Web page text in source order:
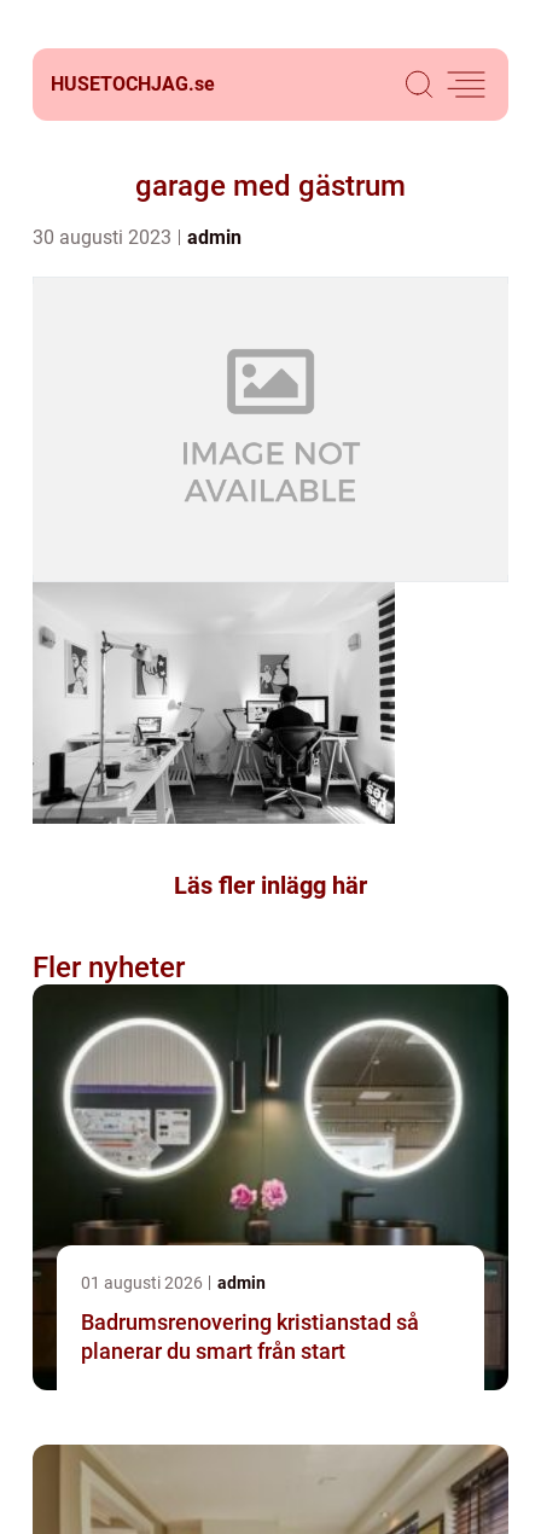
HUSETOCHJAG.se
garage med gästrum
30 augusti 2023 admin
Läs fler inlägg här
Fler nyheter
01 augusti 2026 admin
Badrumsrenovering kristianstad så
planerar du smart från start